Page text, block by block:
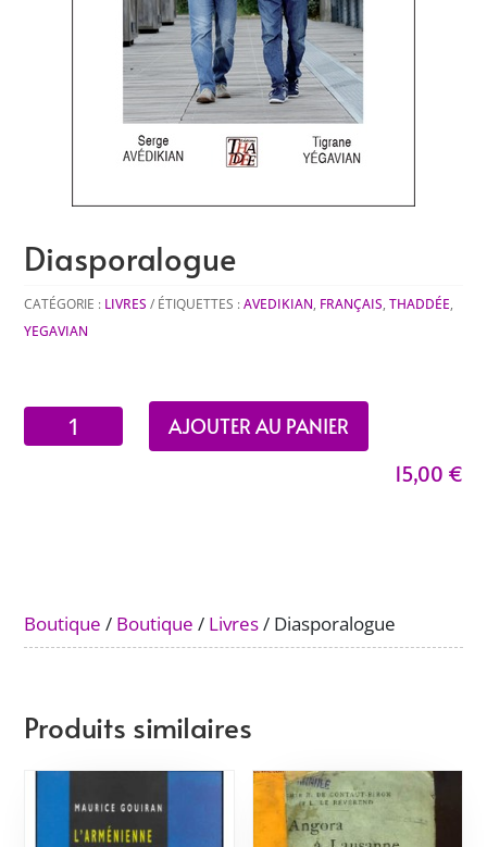
Diasporalogue
CATÉGORIE : LIVRES ÉTIQUETTES :AVEDIKIAN, FRANÇAIS,THADDÉE,
YEGAVIAN
quantité
de
AJOUTER AU PANIER
15,00 €
Boutique / Boutique / Livres/ Diasporalogue
Produits similaires